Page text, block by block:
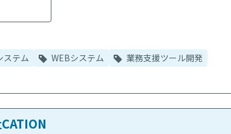
ステム WEBシステム 業務支援ツール開発